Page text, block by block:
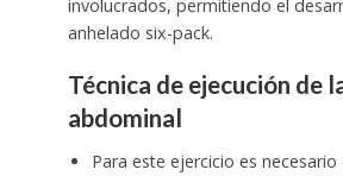
involucrados, permitiendo el
anhelado six-pack.
Técnica de ejecución de
abdominal
Para este ejercicio es